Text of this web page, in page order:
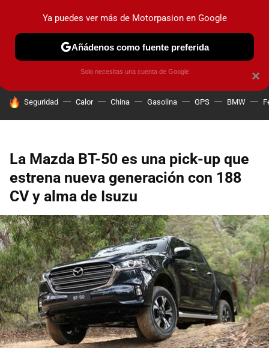
PRUEBAS COCHES ELÉCTRICOS OBSERVATORIO
HOY SE HABLA DE
Seguridad Calor China Gasolina GPS BMW
La Mazda BT-50 es una pick-up que
estrena nueva generación con 188
CV y alma de Isuzu
×
Ya puedes ver más de Motorpasion en Google
Añádenos como fuente preferida
Solo necesitas una cuenta de Google